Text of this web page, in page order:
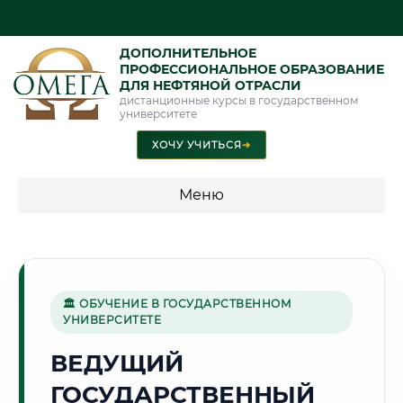
ДОПОЛНИТЕЛЬНОЕ
ПРОФЕССИОНАЛЬНОЕ ОБРАЗОВАНИЕ
ДЛЯ НЕФТЯНОЙ ОТРАСЛИ
дистанционные курсы в государственном
университете
ХОЧУ УЧИТЬСЯ➜
Меню
Г. ФЕРГАНА
🏛 ОБУЧЕНИЕ В ГОСУДАРСТВЕННОМ
УНИВЕРСИТЕТЕ
ВЕДУЩИЙ
ГОСУДАРСТВЕННЫЙ